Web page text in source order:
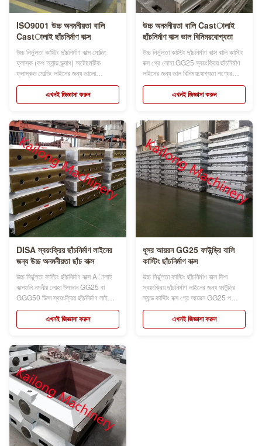
ISO9001 উচ্চ অনমনীয়তা বালি
Castালাই ছাঁচনির্মাণ বাক্স
উচ্চ নির্ভুলতা কাস্টিং ছাঁচনির্মাণ বাক্স মোল্ডিং
ফ্লাস্ক (কপ অ্যান্ড ড্র্যাগ) অটোমেটিক
ফ্লাস্কড মোল্ডিং লাইনের জন্য ভালো
বিনিময়যোগ্যতা পণ্যের বর্ণনা: ছাঁচনির্মাণ বাক্সের
নাম ছাঁচনির্মাণ ফ্লাস্ক, ছাঁচ ফ্লাস্ক, বালি
ফ্লাস্ক, বালির বাক্স, ফ্লাস্ক সমাবেশ স্লাইড
...
এখনই জিজ্ঞাসা করুন
উচ্চ অনমনীয়তা বালি Castালাই
ছাঁচনির্মাণ বাক্স ভাল বিনিময়যোগ্যতা
উচ্চ নির্ভুলতা কাস্টিং ছাঁচনির্মাণ বাক্স বালি কাস্টিং
বক্স গ্রে লোহা GG25 স্বয়ংক্রিয় ছাঁচনির্মাণ
লাইনের জন্য ভাল বিনিময়যোগ্যতা পণ্যের
বর্ণনা: ফ্লাস্কগুলি নমনীয় লোহা, উচ্চ গ্রেড
ধূসর লোহা, বা ইস্পাত dingালাই দিয়ে তৈরি
করা হয়, এবং তাদের উচ্চতর কঠোরতা রয়েছে
এখনই জিজ্ঞাসা করুন
DISA স্বয়ংক্রিয় ছাঁচনির্মাণ লাইনের
জন্য উচ্চ অনমনীয়তা ছাঁচ বাক্স
উচ্চ নির্ভুলতা কাস্টিং ছাঁচনির্মাণ বাক্স Aালাই
বাক্সগুলি নমনীয় লোহা উপাদান GG25 বা
GGG50 ডিসা স্বয়ংক্রিয় ছাঁচনির্মাণ লাইনের
জন্য ছাঁচনির্মাণ বাক্সের নাম ছাঁচনির্মাণ ফ্লাস্ক,
ছাঁচ ফ্লাস্ক, বালি ফ্লাস্ক, বালি বাক্স, যা
স্বয়ংক্রিয় বা ডেমি-স্বয়ংক্রিয় ingালাই
এখনই জিজ্ঞাসা করুন
ধূসর আয়রন GG25 ফাউন্ড্রি বালি
কাস্টিং ছাঁচনির্মাণ বাক্স
উচ্চ নির্ভুলতা কাস্টিং ছাঁচনির্মাণ বাক্স দিশা
স্বয়ংক্রিয় ছাঁচনির্মাণ লাইনের জন্য ফাউন্ড্রি
স্যান্ড কাস্টিং বক্স গ্রে আয়রন GG25 পণ্যের
বর্ণনা: বালি ফ্লাস্কের নাম ছাঁচনির্মাণ বাক্স,
ছাঁচনির্মাণ ফ্লাস্ক, ছাঁচ ফাস্ক, বালি ফ্লাস্ক,
বালি বাক্স, যা স্বয়ংক্রিয় বা ডেমি-স্বয়ংক্রিয়
এখনই জিজ্ঞাসা করুন